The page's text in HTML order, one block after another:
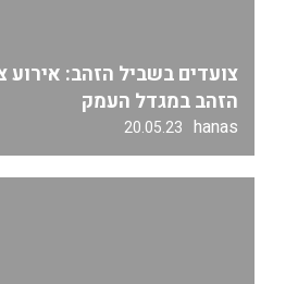
צועדים בשביל הזהב: אירוע
הזהב במגדל העמק
hanas
20.05.23